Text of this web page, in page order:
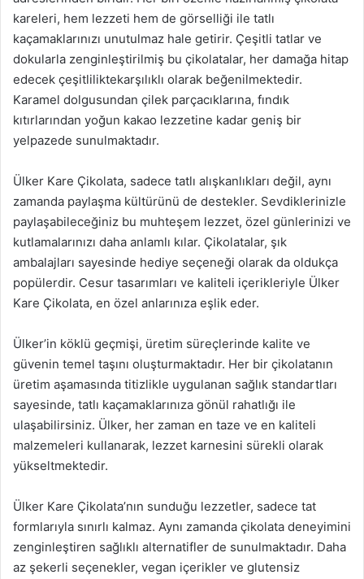
kareleri, hem lezzeti hem de görselliği ile tatlı
kaçamaklarınızı unutulmaz hale getirir. Çeşitli tatlar ve
dokularla zenginleştirilmiş bu çikolatalar, her damağa hitap
edecek çeşitliliktekarşılıklı olarak beğenilmektedir.
Karamel dolgusundan çilek parçacıklarına, fındık
kıtırlarından yoğun kakao lezzetine kadar geniş bir
yelpazede sunulmaktadır.
Ülker Kare Çikolata, sadece tatlı alışkanlıkları değil, aynı
zamanda paylaşma kültürünü de destekler. Sevdiklerinizle
paylaşabileceğiniz bu muhteşem lezzet, özel günlerinizi ve
kutlamalarınızı daha anlamlı kılar. Çikolatalar, şık
ambalajları sayesinde hediye seçeneği olarak da oldukça
popülerdir. Cesur tasarımları ve kaliteli içerikleriyle Ülker
Kare Çikolata, en özel anlarınıza eşlik eder.
Ülker’in köklü geçmişi, üretim süreçlerinde kalite ve
güvenin temel taşını oluşturmaktadır. Her bir çikolatanın
üretim aşamasında titizlikle uygulanan sağlık standartları
sayesinde, tatlı kaçamaklarınıza gönül rahatlığı ile
ulaşabilirsiniz. Ülker, her zaman en taze ve en kaliteli
malzemeleri kullanarak, lezzet karnesini sürekli olarak
yükseltmektedir.
Ülker Kare Çikolata’nın sunduğu lezzetler, sadece tat
formlarıyla sınırlı kalmaz. Aynı zamanda çikolata deneyimini
zenginleştiren sağlıklı alternatifler de sunulmaktadır. Daha
az şekerli seçenekler, vegan içerikler ve glutensiz